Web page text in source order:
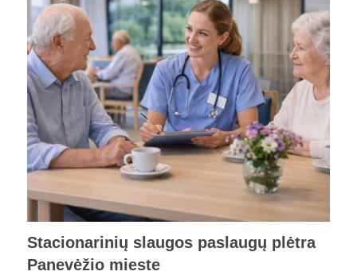
Stacionarinių slaugos paslaugų plėtra
Panevėžio mieste